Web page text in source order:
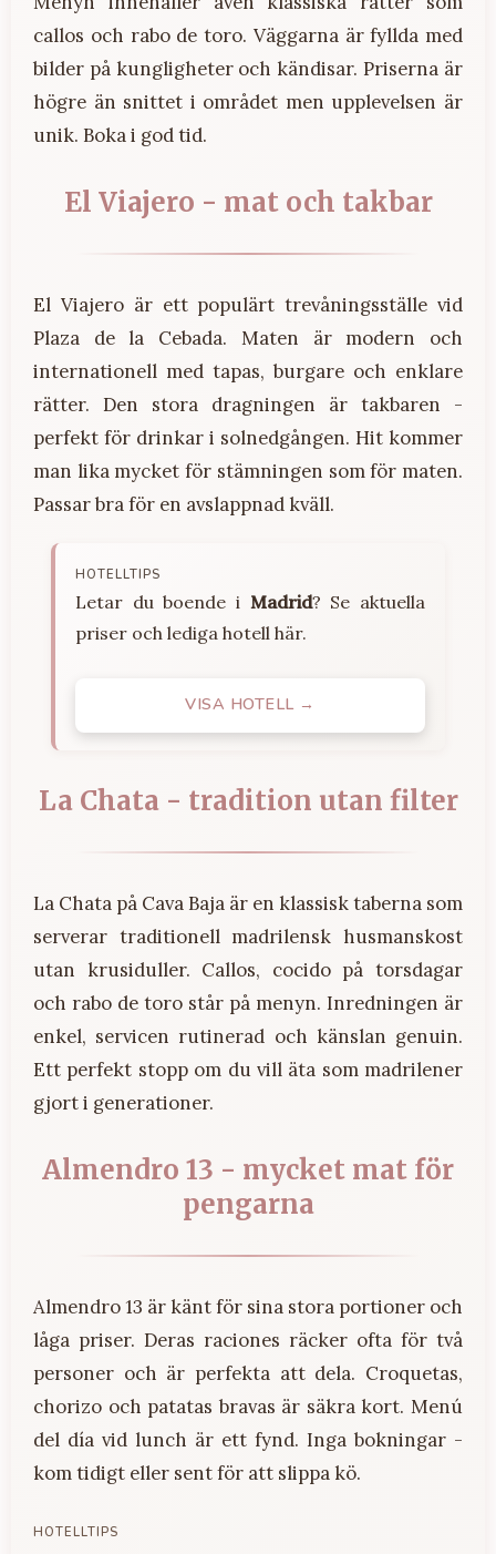
callos och rabo de toro. Väggarna är fyllda med
bilder på kungligheter och kändisar. Priserna är
högre än snittet i området men upplevelsen är
unik. Boka i god tid.
El Viajero - mat och takbar
El Viajero är ett populärt trevåningsställe vid
Plaza de la Cebada. Maten är modern och
internationell med tapas, burgare och enklare
rätter. Den stora dragningen är takbaren -
perfekt för drinkar i solnedgången. Hit kommer
man lika mycket för stämningen som för maten.
Passar bra för en avslappnad kväll.
HOTELLTIPS
Letar du boende i Madrid? Se aktuella
priser och lediga hotell här.
VISA HOTELL →
La Chata - tradition utan filter
La Chata på Cava Baja är en klassisk taberna som
serverar traditionell madrilensk husmanskost
utan krusiduller. Callos, cocido på torsdagar
och rabo de toro står på menyn. Inredningen är
enkel, servicen rutinerad och känslan genuin.
Ett perfekt stopp om du vill äta som madrilener
gjort i generationer.
Almendro 13 - mycket mat för
pengarna
Almendro 13 är känt för sina stora portioner och
låga priser. Deras raciones räcker ofta för två
personer och är perfekta att dela. Croquetas,
chorizo och patatas bravas är säkra kort. Menú
del día vid lunch är ett fynd. Inga bokningar -
kom tidigt eller sent för att slippa kö.
HOTELLTIPS